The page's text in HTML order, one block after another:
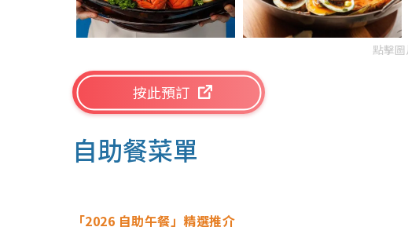
點擊
按此預訂
自助餐菜單
「2026 自助午餐」精選推介